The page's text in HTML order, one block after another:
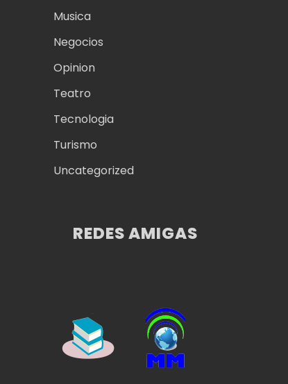
Musica
Negocios
Opinion
Teatro
Tecnologia
Turismo
Uncategorized
REDES AMIGAS